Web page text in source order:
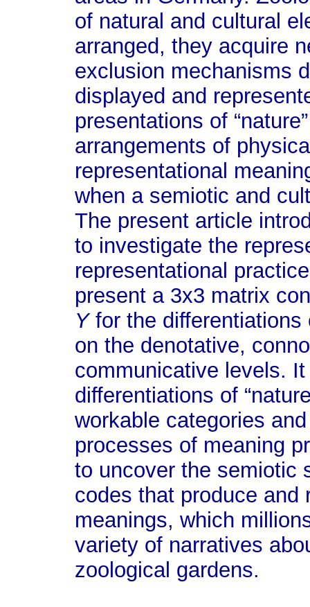
of natural and cultural
arranged, they acquire
exclusion mechanisms
displayed and
presentations of
arrangements of
representational
when a semiotic and
The present article
to investigate the
representational
present a 3x3 matrix
Yfor the differentiations
on the denotative,
communicative levels.
differentiations of
workable categories
processes of meaning
to uncover the semiotic
codes that produce and
meanings, which
variety of narratives
zoological gardens.